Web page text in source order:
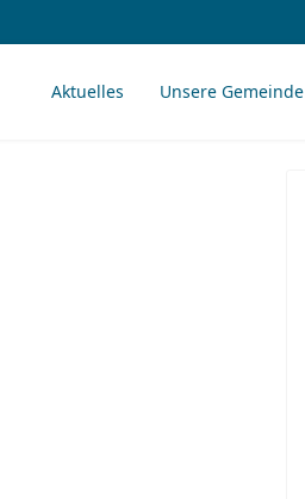
Aktuelles Unsere Gemeinde